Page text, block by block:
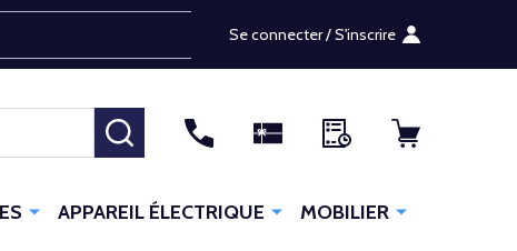
Se connecter / S'inscrire
RECHERCHER
APPAREIL ÉLECTRIQUE MOBILIER